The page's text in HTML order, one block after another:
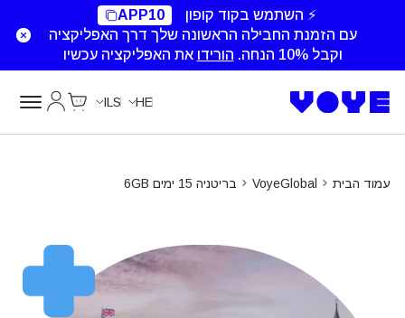
⚡ השתמש בקוד קופון
APP10
עם הזמנת החבילה הראשונה שלך דרך האפליקציה
וקבל 10% הנחה.
הורידו את האפליקציה עכשיו
HE
ILS
עמוד הבית VoyeGlobal בריטניה 15 ימים 6GB